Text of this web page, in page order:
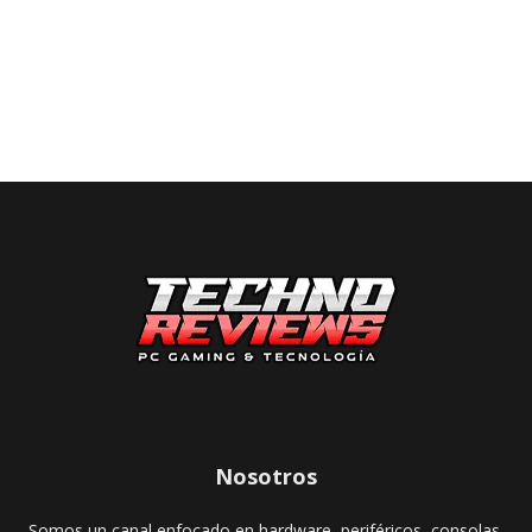
Nosotros